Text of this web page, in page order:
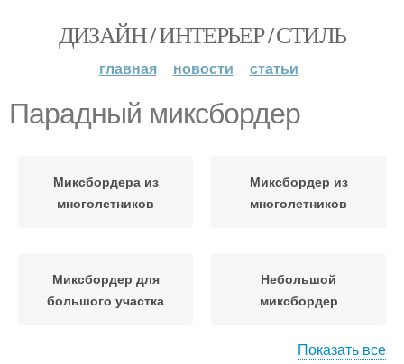
ДИЗАЙН / ИНТЕРЬЕР / СТИЛЬ
главная новости статьи
Парадный миксбордер
Миксбордера из
многолетников
Миксбордер из
многолетников
Миксбордер для
большого участка
Небольшой
миксбордер
Показать все